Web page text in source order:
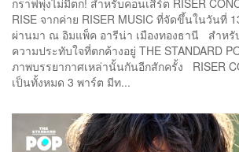
กราฟพุ่งไม่มีตก! สำหรับคอนเสิร์ต RISER
RISE จากค่าย RISER MUSIC ที่จัดขึ้นในวันที่
ผ่านมา ณ อิมแพ็ค อารีน่า เมืองทองธานี สำหรั
ความประทับใจที่ตกค้างอยู่ THE STANDARD
ภาพบรรยากาศเหล่านั้นกันอีกสักครั้ง RISER
เป็นทั้งหมด 3 พาร์ต มีท...